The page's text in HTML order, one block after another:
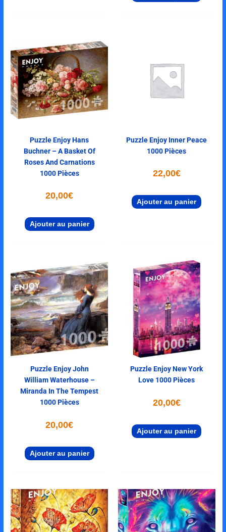
Puzzle Enjoy Hans
Buchner – A Basket Of
Roses And Carnations
1000 Pièces
20,00€
Ajouter au panier
Puzzle Enjoy Inner Peace
1000 Pièces
22,00€
Ajouter au panier
Puzzle Enjoy John
William Waterhouse –
Miranda In The Tempest
1000 Pièces
20,00€
Ajouter au panier
Puzzle Enjoy New York
Love 1000 Pièces
20,00€
Ajouter au panier